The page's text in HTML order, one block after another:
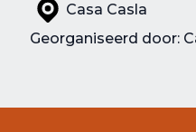
Casa Casla
Georganiseerd door: